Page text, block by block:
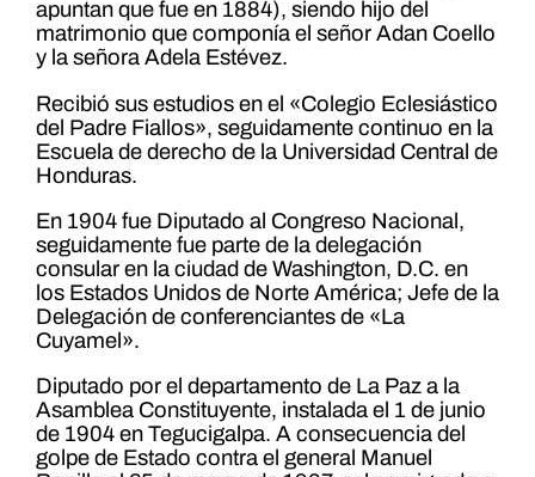
apuntan que fue en 1884), siendo hijo del
matrimonio que componía el señor Adan Coello
y la señora Adela Estévez.
Recibió sus estudios en el «Colegio Eclesiástico
del Padre Fiallos», seguidamente continuo en la
Escuela de derecho de la Universidad Central de
Honduras.
En 1904 fue Diputado al Congreso Nacional,
seguidamente fue parte de la delegación
consular en la ciudad de Washington, D.C. en
los Estados Unidos de Norte América; Jefe de la
Delegación de conferenciantes de «La
Cuyamel».
Diputado por el departamento de La Paz a la
Asamblea Constituyente, instalada el 1 de junio
de 1904 en Tegucigalpa. A consecuencia del
golpe de Estado contra el general Manuel